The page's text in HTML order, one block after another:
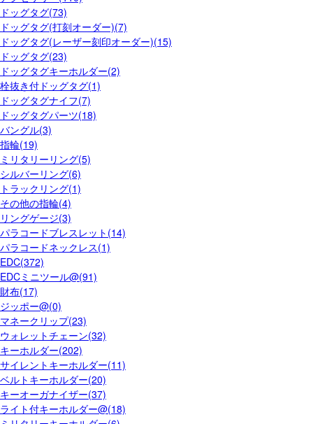
ドッグタグ(73)
ドッグタグ(打刻オーダー)(7)
ドッグタグ(レーザー刻印オーダー)(15)
ドッグタグ(23)
ドッグタグキーホルダー(2)
栓抜き付ドッグタグ(1)
ドッグタグナイフ(7)
ドッグタグパーツ(18)
バングル(3)
指輪(19)
ミリタリーリング(5)
シルバーリング(6)
トラックリング(1)
その他の指輪(4)
リングゲージ(3)
パラコードブレスレット(14)
パラコードネックレス(1)
EDC(372)
EDCミニツール@(91)
財布(17)
ジッポー@(0)
マネークリップ(23)
ウォレットチェーン(32)
キーホルダー(202)
サイレントキーホルダー(11)
ベルトキーホルダー(20)
キーオーガナイザー(37)
ライト付キーホルダー@(18)